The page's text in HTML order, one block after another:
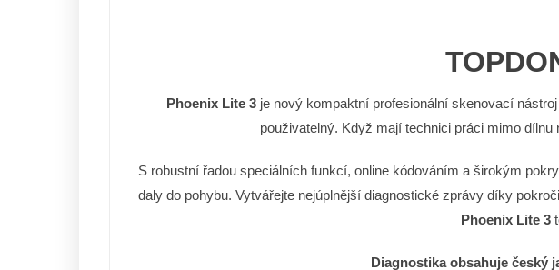
Phoenix Lite 3 je nový kompaktní profesionální skenovací
použivatelný. Když mají technici práci mimo dílnu
S robustní řadou speciálních funkcí, online kódováním a širokým
daly do pohybu. Vytvářejte nejúplnější diagnostické zprávy díky
Phoenix Lite 3
Diagnostika obsahuje český